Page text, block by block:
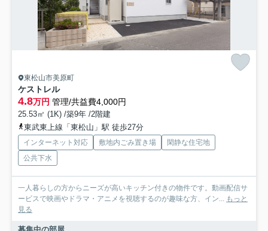
東松山市美原町
ケストレル
4.8万円 管理/共益費4,000円
25.53㎡ (1K) /築9年 /2階建
東武東上線「東松山」駅 徒歩27分
インターネット対応 敷地内ごみ置き場
閑静な住宅地
公共下水
一人暮らしの方からニーズが高いキッチン付きの物件です。動画配信サ
ービスで映画やドラマ・アニメを視聴するのが趣味な方、イン... もっと
見る